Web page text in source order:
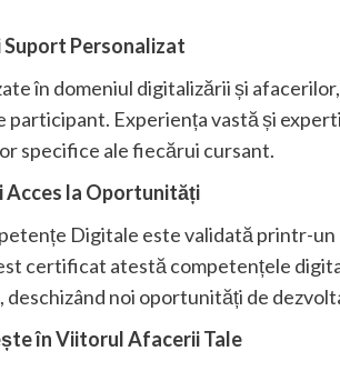
Personalizat
în domeniul digitalizării și
Experiența vastă și
specifice ale fiecărui cursant.
Acces la Oportunități
Digitale este validată printr-
certificat atestă competențele
noi oportunități de
în Viitorul Afacerii Tale